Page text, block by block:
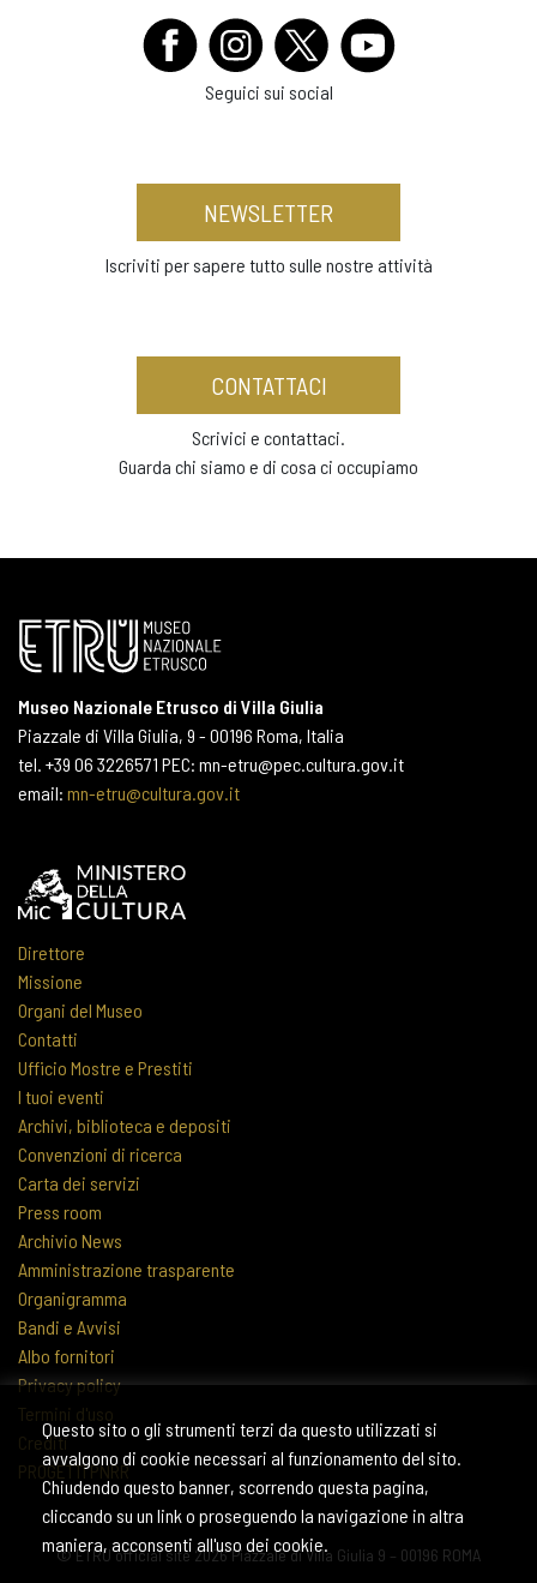
Questo sito o gli strumenti terzi da questo utilizzati si
avvalgono di cookie necessari al funzionamento del sito.
Chiudendo questo banner, scorrendo questa pagina,
cliccando su un link o proseguendo la navigazione in altra
maniera, acconsenti all'uso dei cookie.
Seguici sui social
NEWSLETTER
Iscriviti per sapere tutto sulle nostre attività
CONTATTACI
Scrivici e contattaci.
Guarda chi siamo e di cosa ci occupiamo
Museo Nazionale Etrusco di Villa Giulia
Piazzale di Villa Giulia, 9 - 00196 Roma, Italia
tel. +39 06 3226571 PEC: mn-etru@pec.cultura.gov.it
email: mn-etru@cultura.gov.it
Direttore
Missione
Organi del Museo
Contatti
Ufficio Mostre e Prestiti
I tuoi eventi
Archivi, biblioteca e depositi
Convenzioni di ricerca
Carta dei servizi
Press room
Archivio News
Amministrazione trasparente
Organigramma
Bandi e Avvisi
Albo fornitori
Privacy policy
Termini d'uso
Crediti
PROGETTI PNRR
© ETRU official site 2026 Piazzale di Villa Giulia 9 – 00196 ROMA